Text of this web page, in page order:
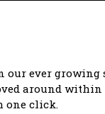
our ever
around within
one click.